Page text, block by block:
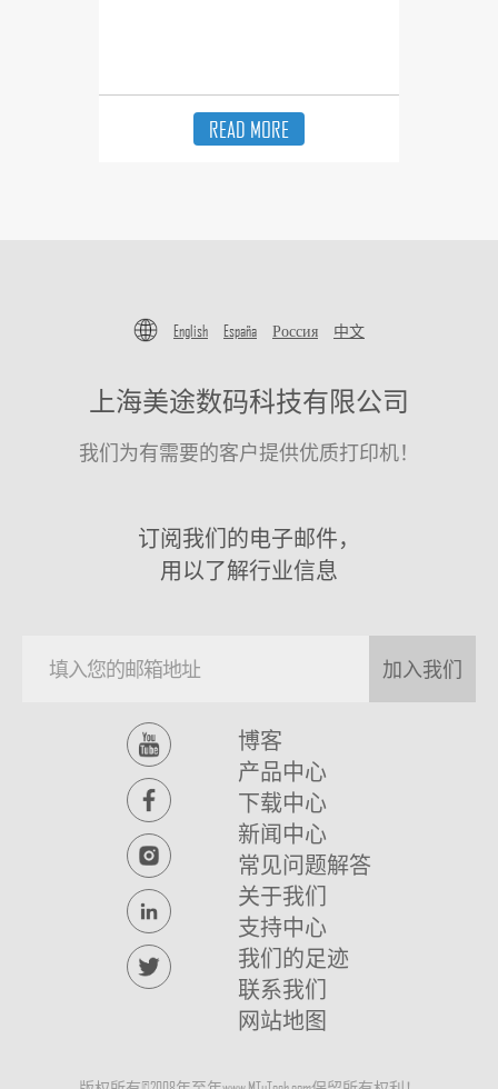
READ MORE
English España Россия 中文
上海美途数码科技有限公司
我们为有需要的客户提供优质打印机！
订阅我们的电子邮件，
用以了解行业信息
加入我们
博客
产品中心
下载中心
新闻中心
常见问题解答
关于我们
支持中心
我们的足迹
联系我们
网站地图